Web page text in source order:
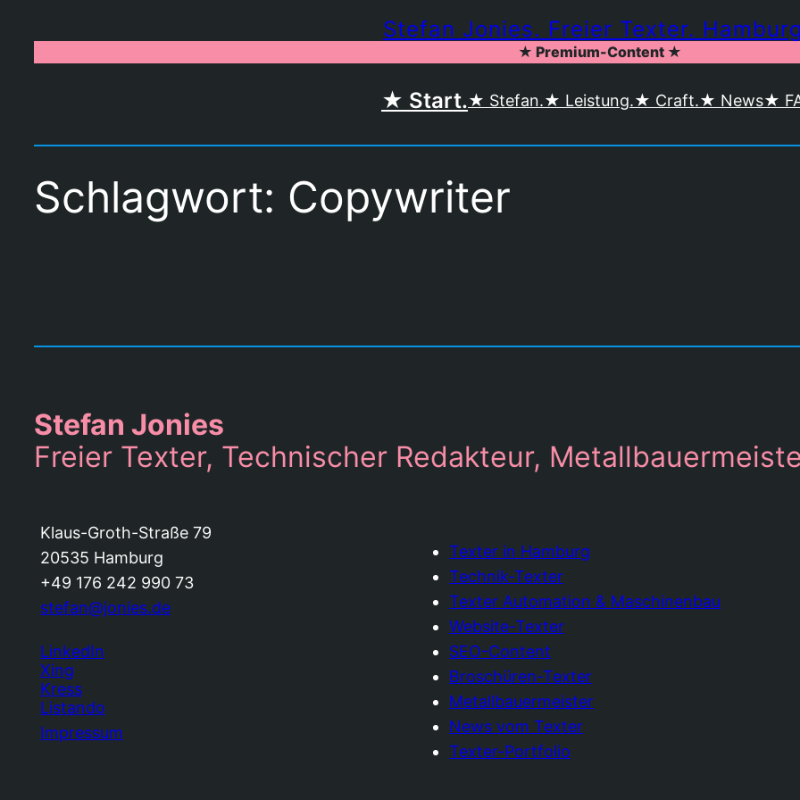
Inhalt
springen
Stefan Jonies. Freier Texter.
★ Premium-Content ★
★ Start.★ Stefan.★ Leistung.★ Craft.★ News★
Schlagwort: Copywriter
Stefan Jonies
Freier Texter, Technischer Redakteur,
Klaus-Groth-Straße 79
20535 Hamburg
+49 176 242 990 73
stefan@jonies.de
LinkedIn
Xing
Kress
Listando
Impressum
Texter in Hamburg
Technik-Texter
Texter Automation & Maschinenbau
Website-Texter
SEO-Content
Broschüren-Texter
Metallbauermeister
News vom Texter
Texter-Portfolio